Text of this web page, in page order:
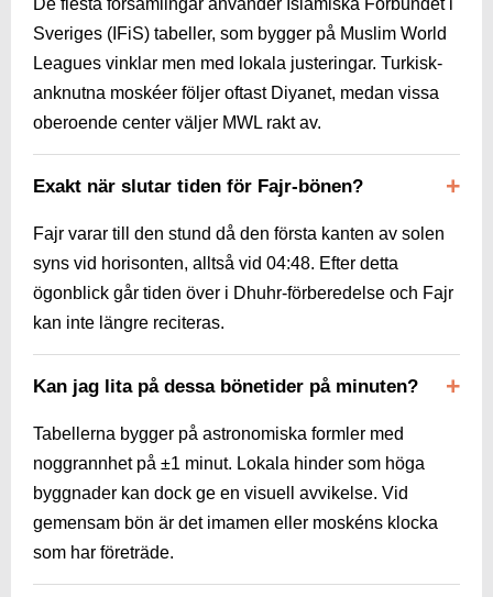
Sveriges (IFiS) tabeller, som bygger på Muslim World
Leagues vinklar men med lokala justeringar. Turkisk-
anknutna moskéer följer oftast Diyanet, medan vissa
oberoende center väljer MWL rakt av.
Exakt när slutar tiden för Fajr-bönen?
Fajr varar till den stund då den första kanten av solen
syns vid horisonten, alltså vid 04:48. Efter detta
ögonblick går tiden över i Dhuhr-förberedelse och Fajr
kan inte längre reciteras.
Kan jag lita på dessa bönetider på minuten?
Tabellerna bygger på astronomiska formler med
noggrannhet på ±1 minut. Lokala hinder som höga
byggnader kan dock ge en visuell avvikelse. Vid
gemensam bön är det imamen eller moskéns klocka
som har företräde.